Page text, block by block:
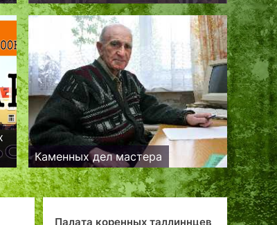
Акерманн
Каменных дел мастера
Палата коренных таллиннцев